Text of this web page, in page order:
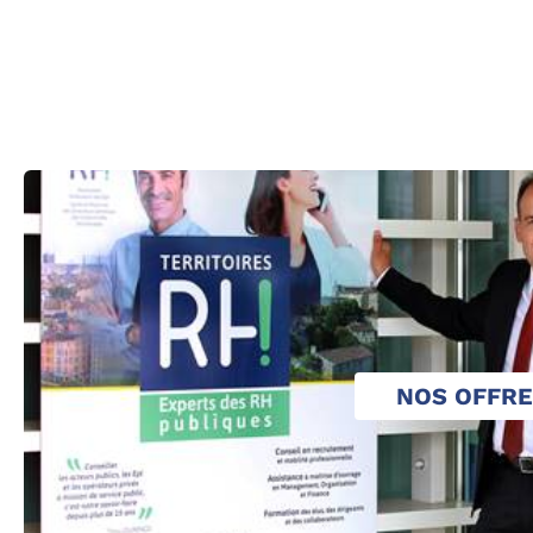
NOS